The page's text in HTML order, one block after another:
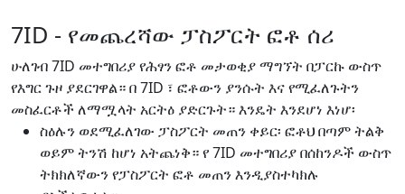
7ID - የመጨረሻው ፓስፖርት ፎቶ ሰሪ
ሁለገብ 7ID መተግበሪያ የሕፃን ፎቶ መታወቂያ ማግኘት በፓርኩ ውስጥ
የእግር ጉዞ ያደርገዋል። በ 7ID ፣ ፎቶውን ያንሱት እና የሚፈለጉትን
መስፈርቶች ለማሟላት አርትዕ ያድርጉት። እንዴት እንደሆነ እነሆ፡
ስዕሉን ወደሚፈለገው ፓስፖርት መጠን ቀይር፡ ፎቶህ በጣም ትልቅ
ወይም ትንሽ ከሆነ አትጨነቅ። የ 7ID መተግበሪያ በሰከንዶች ውስጥ
ትክክለኛውን የፓስፖርት ፎቶ መጠን እንዲያስተካክሉ